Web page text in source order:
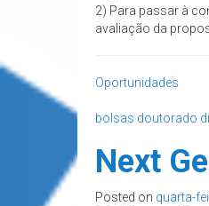
2) Para passar à
avaliação da
Oportunidades
bolsas doutorado
Next
Posted on quarta-